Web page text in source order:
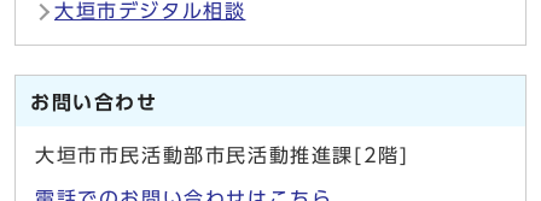
大垣市デジタル相談
お問い合わせ
大垣市市民活動部市民活動推進課[2階]